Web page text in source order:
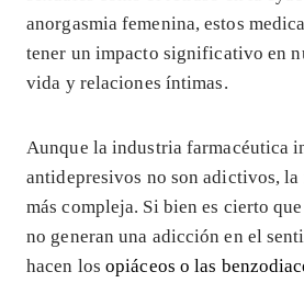
anorgasmia femenina, estos
tener un impacto significativo en
vida y relaciones íntimas.
Aunque la industria farmacéutica
antidepresivos no son adictivos, la
más compleja. Si bien es cierto
no generan una adicción en el
hacen losopiáceos o las